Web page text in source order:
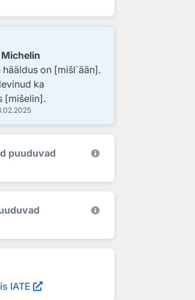
Michelin
on [mišl`ään].
ka
[mišelin].
puuduvad
IATE